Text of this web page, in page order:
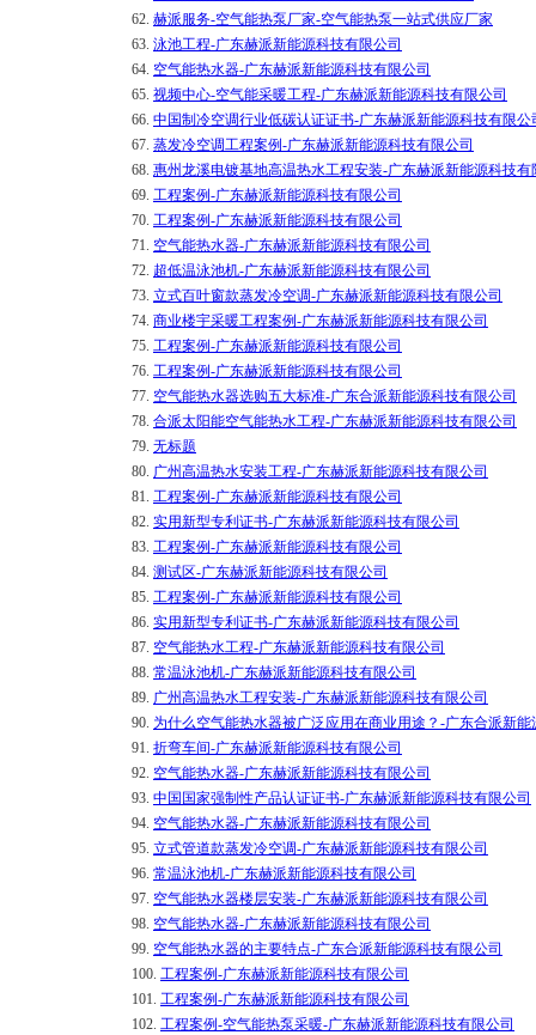
62. 赫派服务-空气能热泵厂家-空气能热泵一站式供应厂家
63. 泳池工程-广东赫派新能源科技有限公司
64. 空气能热水器-广东赫派新能源科技有限公司
65. 视频中心-空气能采暖工程-广东赫派新能源科技有限公司
66. 中国制冷空调行业低碳认证证书-广东赫派新能源科技有限公
67. 蒸发冷空调工程案例-广东赫派新能源科技有限公司
68. 惠州龙溪电镀基地高温热水工程安装-广东赫派新能源科技有
69. 工程案例-广东赫派新能源科技有限公司
70. 工程案例-广东赫派新能源科技有限公司
71. 空气能热水器-广东赫派新能源科技有限公司
72. 超低温泳池机-广东赫派新能源科技有限公司
73. 立式百叶窗款蒸发冷空调-广东赫派新能源科技有限公司
74. 商业楼宇采暖工程案例-广东赫派新能源科技有限公司
75. 工程案例-广东赫派新能源科技有限公司
76. 工程案例-广东赫派新能源科技有限公司
77. 空气能热水器选购五大标准-广东合派新能源科技有限公司
78. 合派太阳能空气能热水工程-广东赫派新能源科技有限公司
79. 无标题
80. 广州高温热水安装工程-广东赫派新能源科技有限公司
81. 工程案例-广东赫派新能源科技有限公司
82. 实用新型专利证书-广东赫派新能源科技有限公司
83. 工程案例-广东赫派新能源科技有限公司
84. 测试区-广东赫派新能源科技有限公司
85. 工程案例-广东赫派新能源科技有限公司
86. 实用新型专利证书-广东赫派新能源科技有限公司
87. 空气能热水工程-广东赫派新能源科技有限公司
88. 常温泳池机-广东赫派新能源科技有限公司
89. 广州高温热水工程安装-广东赫派新能源科技有限公司
90. 为什么空气能热水器被广泛应用在商业用途？-广东合派新
91. 折弯车间-广东赫派新能源科技有限公司
92. 空气能热水器-广东赫派新能源科技有限公司
93. 中国国家强制性产品认证证书-广东赫派新能源科技有限公司
94. 空气能热水器-广东赫派新能源科技有限公司
95. 立式管道款蒸发冷空调-广东赫派新能源科技有限公司
96. 常温泳池机-广东赫派新能源科技有限公司
97. 空气能热水器楼层安装-广东赫派新能源科技有限公司
98. 空气能热水器-广东赫派新能源科技有限公司
99. 空气能热水器的主要特点-广东合派新能源科技有限公司
100. 工程案例-广东赫派新能源科技有限公司
101. 工程案例-广东赫派新能源科技有限公司
102. 工程案例-空气能热泵采暖-广东赫派新能源科技有限公司